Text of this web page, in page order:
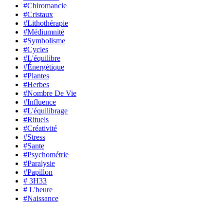
#Chiromancie
#Cristaux
#Lithothérapie
#Médiumnité
#Symbolisme
#Cycles
#L'équilibre
#Énergétique
#Plantes
#Herbes
#Nombre De Vie
#Influence
#L'équilibrage
#Rituels
#Créativité
#Stress
#Sante
#Psychométrie
#Paralysie
#Papillon
# 3H33
# L'heure
#Naissance